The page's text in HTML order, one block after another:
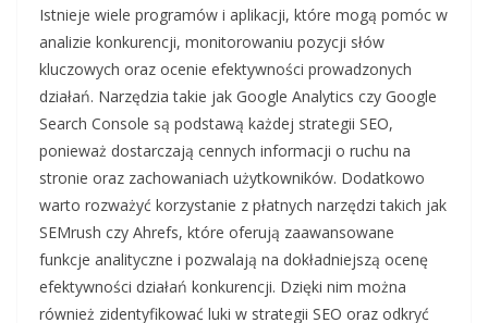
Istnieje wiele programów i aplikacji, które mogą pomóc w
analizie konkurencji, monitorowaniu pozycji słów
kluczowych oraz ocenie efektywności prowadzonych
działań. Narzędzia takie jak Google Analytics czy Google
Search Console są podstawą każdej strategii SEO,
ponieważ dostarczają cennych informacji o ruchu na
stronie oraz zachowaniach użytkowników. Dodatkowo
warto rozważyć korzystanie z płatnych narzędzi takich jak
SEMrush czy Ahrefs, które oferują zaawansowane
funkcje analityczne i pozwalają na dokładniejszą ocenę
efektywności działań konkurencji. Dzięki nim można
również zidentyfikować luki w strategii SEO oraz odkryć